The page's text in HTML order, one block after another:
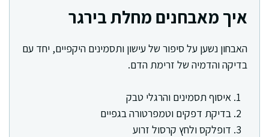
איך מאבחנים מחלת בירגר
האבחון נשען על סיפור של עישון ותסמינים היקפיים, יחד עם
בדיקה והדמיה של זרימת הדם.
איסוף תסמינים והרגלי טבק
בדיקת דפקים וטמפרטורה בגפיים
דופלקס ולחץ קרסול זרוע